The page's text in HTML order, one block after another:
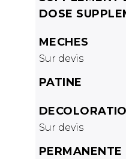
DOSE
MECHES
Sur devis
PATINE
Sur devis
PERMANENTE